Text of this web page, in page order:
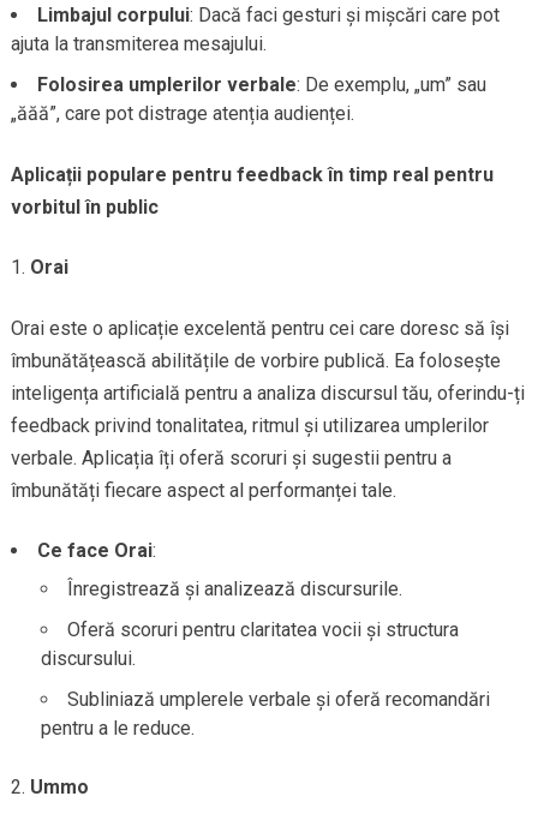
Limbajul corpului: Dacă faci gesturi și mișcări care pot
ajuta la transmiterea mesajului.
Folosirea umplerilor verbale: De exemplu, „um” sau
„ăăă”, care pot distrage atenția audienței.
Aplicații populare pentru feedback în timp real pentru
vorbitul în public
Orai
Orai este o aplicație excelentă pentru cei care doresc să își
îmbunătățească abilitățile de vorbire publică. Ea folosește
inteligența artificială pentru a analiza discursul tău, oferindu-ți
feedback privind tonalitatea, ritmul și utilizarea umplerilor
verbale. Aplicația îți oferă scoruri și sugestii pentru a
îmbunătăți fiecare aspect al performanței tale.
Ce face Orai:
Înregistrează și analizează discursurile.
Oferă scoruri pentru claritatea vocii și structura
discursului.
Subliniază umplerele verbale și oferă recomandări
pentru a le reduce.
Ummo